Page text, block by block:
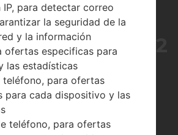
SERIE
TAB 2
7.0
→ Galaxy Tab 2 7.0
IP, para detectar correo
la seguridad de la
y la información
ofertas especificas para
las estadísticas
teléfono, para ofertas
para cada dispositivo y las
teléfono, para ofertas